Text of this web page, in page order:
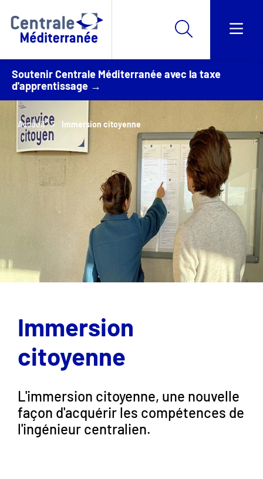
Soutenir Centrale Méditerranée avec la taxe
d'apprentissage →
Accueil Immersion citoyenne
Immersion
citoyenne
L'immersion citoyenne, une nouvelle
façon d'acquérir les compétences de
l'ingénieur centralien.